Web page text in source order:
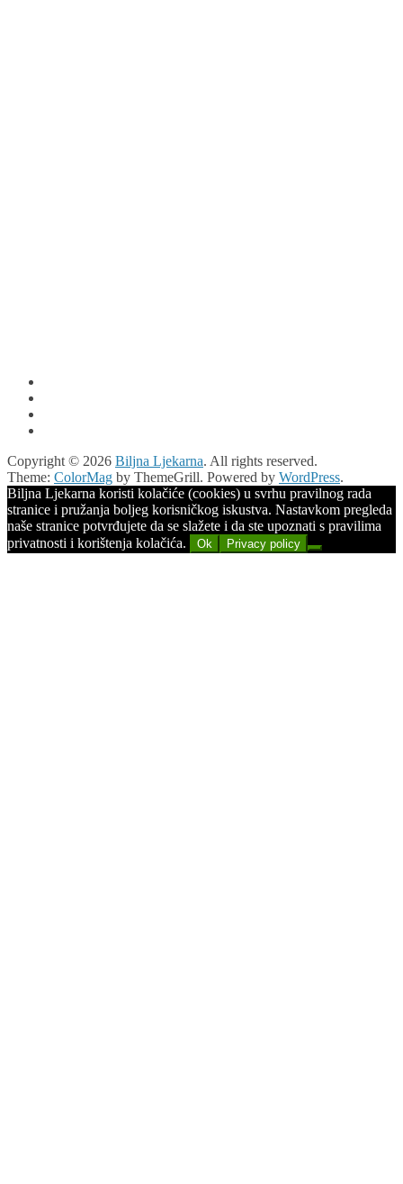
Copyright © 2026 Biljna Ljekarna. All rights reserved.
Theme: ColorMag by ThemeGrill. Powered by WordPress.
Biljna Ljekarna koristi kolačiće (cookies) u svrhu pravilnog rada
stranice i pružanja boljeg korisničkog iskustva. Nastavkom pregleda
naše stranice potvrđujete da se slažete i da ste upoznati s pravilima
privatnosti i korištenja kolačića.
Ok Privacy policy